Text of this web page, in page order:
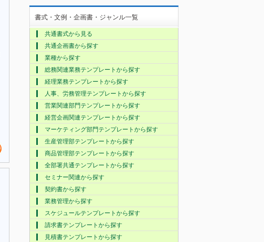
書式・文例・企画書・ジャンル一覧
共通書式から見る
共通企画書から探す
業種から探す
総務関連業務テンプレートから探す
経理業務テンプレートから探す
人事、労務管理テンプレートから探す
営業関連部門テンプレートから探す
経営企画関連テンプレートから探す
マーケティング部門テンプレートから探す
生産管理部テンプレートから探す
商品管理部テンプレートから探す
全部署共通テンプレートから探す
セミナー関連から探す
契約書から探す
業務管理から探す
スケジュールテンプレートから探す
請求書テンプレートから探す
見積書テンプレートから探す